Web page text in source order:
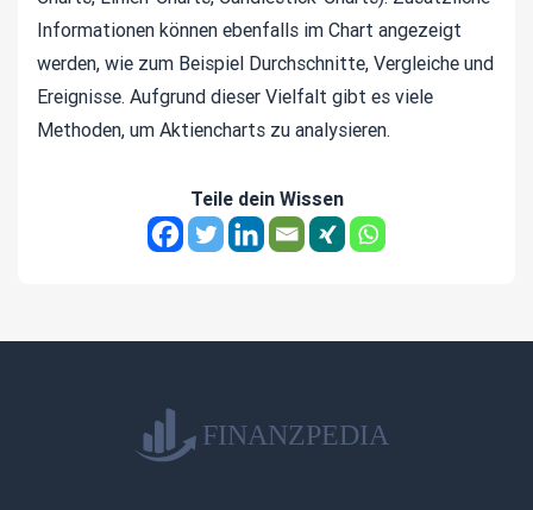
Informationen können ebenfalls im Chart angezeigt
werden, wie zum Beispiel Durchschnitte, Vergleiche und
Ereignisse. Aufgrund dieser Vielfalt gibt es viele
Methoden, um Aktiencharts zu analysieren.
Teile dein Wissen